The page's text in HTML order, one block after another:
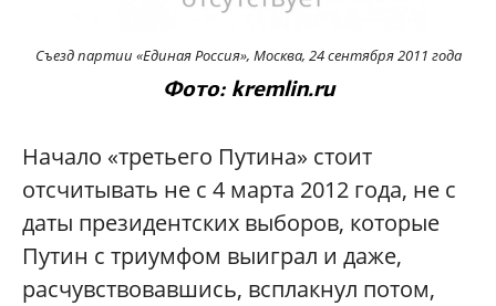
Съезд партии «Единая Россия», Москва, 24 сентября 2011 года
Фото: kremlin.ru
Начало «третьего Путина» стоит
отсчитывать не с 4 марта 2012 года, не с
даты президентских выборов, которые
Путин с триумфом выиграл и даже,
расчувствовавшись, всплакнул потом,